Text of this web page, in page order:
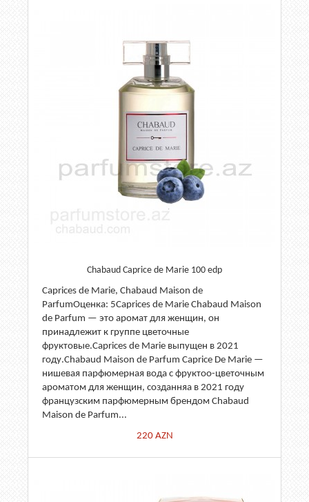
Chabaud Caprice de Marie 100 edp
Caprices de Marie, Chabaud Maison de
ParfumОценка: 5Caprices de Marie Chabaud Maison
de Parfum — это аромат для женщин, он
принадлежит к группе цветочные
фруктовые.Caprices de Marie выпущен в 2021
году.Chabaud Maison de Parfum Caprice De Marie —
нишевая парфюмерная вода с фруктоо-цветочным
ароматом для женщин, созданняа в 2021 году
французским парфюмерным брендом Chabaud
Maison de Parfum...
220AZN